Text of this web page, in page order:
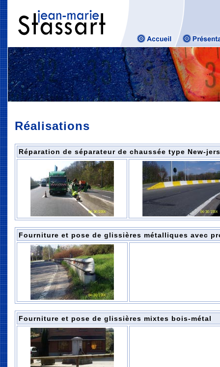
Réalisations
Réparation de séparateur de chaussée type New-
Fourniture et pose de glissières métalliques avec
Fourniture et pose de glissières mixtes bois-métal